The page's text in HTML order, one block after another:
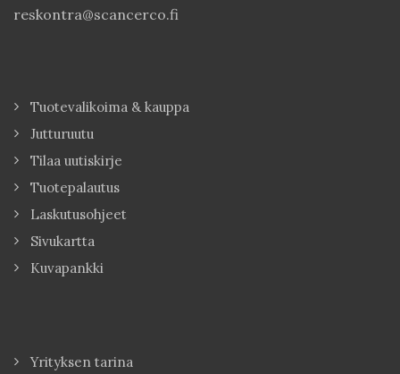
reskontra@scancerco.fi
Tuotevalikoima & kauppa
Jutturuutu
Tilaa uutiskirje
Tuotepalautus
Laskutusohjeet
Sivukartta
Kuvapankki
Yrityksen tarina